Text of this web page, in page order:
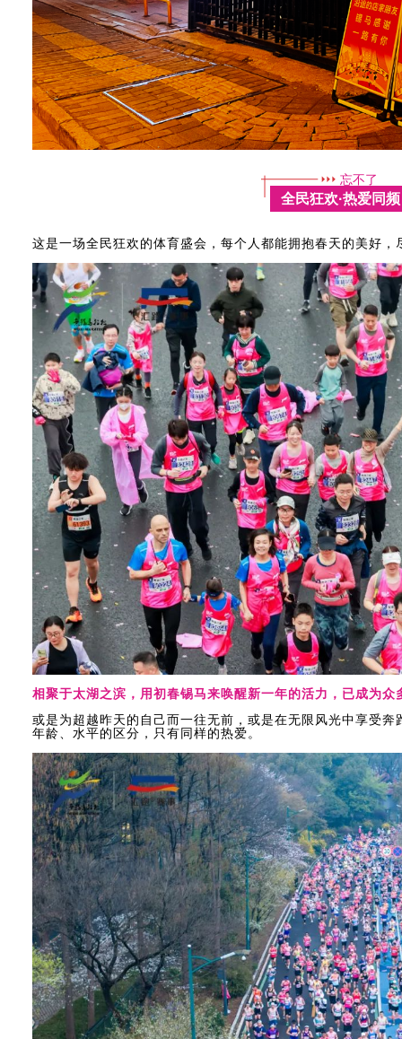
忘不了
全民狂欢·热爱同频
这是一场全民狂欢的体育盛会，每个人都能拥抱春天的美好，
相聚于太湖之滨，用初春锡马来唤醒新一年的活力，已成为众
或是为超越昨天的自己而一往无前，或是在无限风光中享受
年龄、水平的区分，只有同样的热爱。